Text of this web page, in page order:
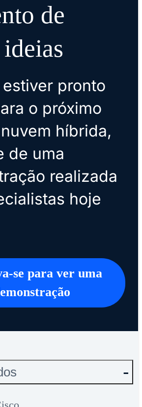
de
pronto
o próximo
híbrida,
de uma
realizada
hoje
se para ver uma